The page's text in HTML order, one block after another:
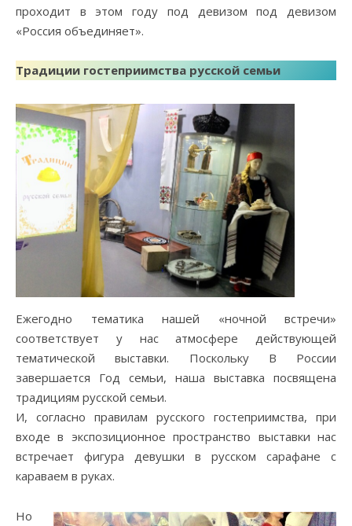
проходит в этом году под девизом под девизом
«Россия объединяет».
Традиции гостеприимства русской семьи
Ежегодно тематика нашей «ночной встречи»
соответствует у нас атмосфере действующей
тематической выставки. Поскольку В России
завершается Год семьи, наша выставка посвящена
традициям русской семьи.
И, согласно правилам русского гостеприимства, при
входе в экспозиционное пространство выставки нас
встречает фигура девушки в русском сарафане с
караваем в руках.
Но